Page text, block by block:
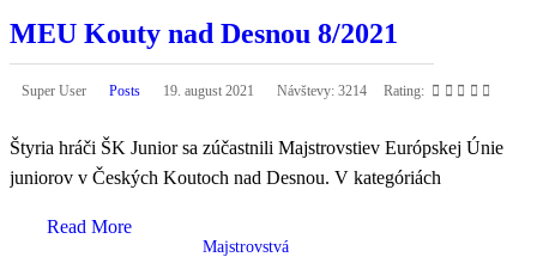
MEU Kouty nad Desnou 8/2021
Super User Posts 19. august 2021 Návštevy: 3214 Rating:
Štyria hráči ŠK Junior sa zúčastnili Majstrovstiev Európskej Únie
juniorov v Českých Koutoch nad Desnou. V kategóriách
Read More
Majstrovstvá